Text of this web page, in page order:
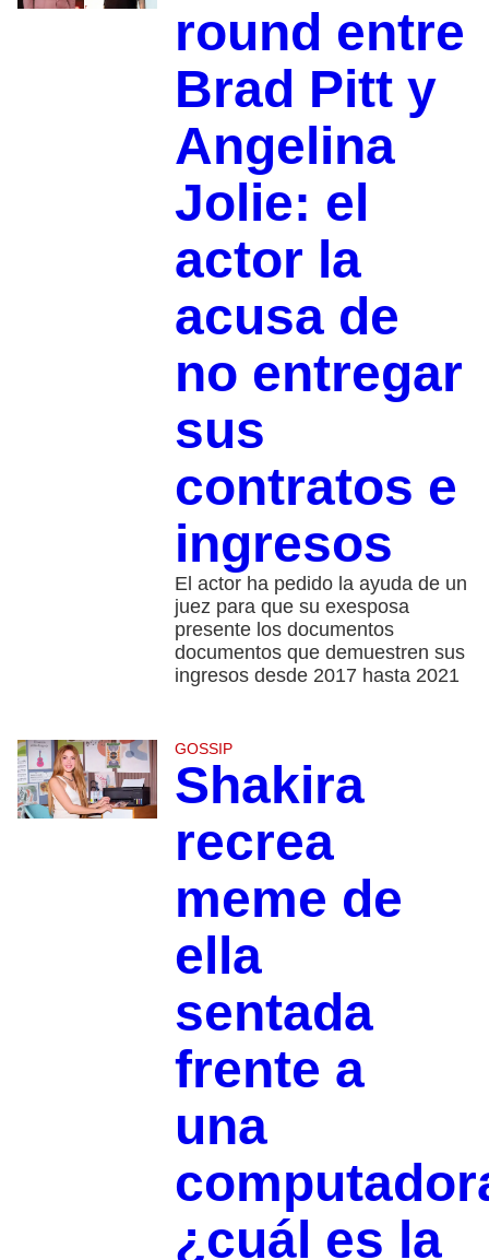
round entre
Brad Pitt y
Angelina
Jolie: el
actor la
acusa de
no entregar
sus
contratos e
ingresos
El actor ha pedido la ayuda de un
juez para que su exesposa
presente los documentos
documentos que demuestren sus
ingresos desde 2017 hasta 2021
GOSSIP
Shakira
recrea
meme de
ella
sentada
frente a
una
¿cuál es la